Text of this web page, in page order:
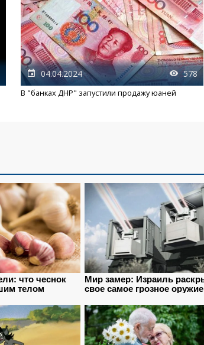
04.04.2024 578
В "банках ДНР" запустили продажу юаней